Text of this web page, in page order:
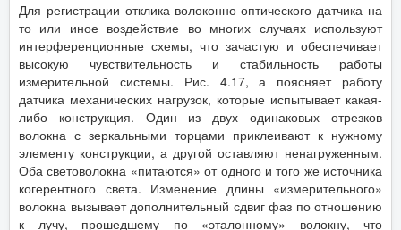
Для регистрации отклика волоконно-оптического датчика на
то или иное воздействие во многих случаях используют
интерференционные схемы, что зачастую и обеспечивает
высокую чувствительность и стабильность работы
измерительной системы. Рис. 4.17, а поясняет работу
датчика механических нагрузок, которые испытывает какая-
либо конструкция. Один из двух одинаковых отрезков
волокна с зеркальными торцами приклеивают к нужному
элементу конструкции, а другой оставляют ненагруженным.
Оба световолокна «питаются» от одного и того же источника
когерентного света. Изменение длины «измерительного»
волокна вызывает дополнительный сдвиг фаз по отношению
к лучу, прошедшему по «эталонному» волокну, что